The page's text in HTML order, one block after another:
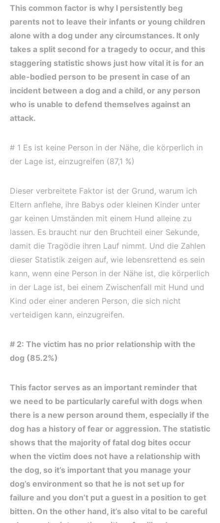
This common factor is why I persistently beg
parents not to leave their infants or young children
alone with a dog under any circumstances. It only
takes a split second for a tragedy to occur, and this
staggering statistic shows just how vital it is for an
able-bodied person to be present in case of an
incident between a dog and a child, or any person
who is unable to defend themselves against an
attack.
# 1 Es ist keine Person in der Nähe, die körperlich in
der Lage ist, einzugreifen (87,1 %)
Dieser verbreitete Faktor ist der Grund, warum ich
Eltern anflehe, ihre Babys oder kleinen Kinder unter
gar keinen Umständen mit einem Hund alleine zu
lassen. Es braucht nur den Bruchteil einer Sekunde,
damit die Tragödie ihren Lauf nimmt. Und die Zahlen
dieser Statistik zeigen auf, wie lebensrettend es sein
kann, wenn eine Person in der Nähe ist, die körperlich
in der Lage ist, bei einem Zwischenfall mit Hund und
Kind oder einer anderen Person, die sich nicht
verteidigen kann, einzugreifen.
# 2: The victim has no prior relationship with the
dog (85.2%)
This factor serves as an important reminder that
we need to be particularly careful with dogs when
there is a new person around them, especially if the
dog has a history of fear or aggression. The statistic
shows that the majority of fatal dog bites occur
when the victim does not have a relationship with
the dog, so it’s important that you manage your
dog’s environment so that he is not set up for
failure and you don’t put a guest in a position to get
bitten. On the other hand, it’s also vital to be careful